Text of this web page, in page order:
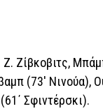
Ζίβκοβιτς,
(73′ Νινούα),
Σφιντέρσκι).